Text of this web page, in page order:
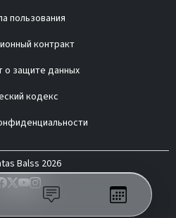
пользования
контракт
о защите данных
кодекс
Balss 2026